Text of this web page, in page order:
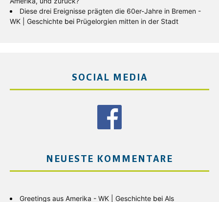
Diese drei Ereignisse prägten die 60er-Jahre in Bremen -
WK | Geschichte bei Prügelorgien mitten in der Stadt
SOCIAL MEDIA
NEUESTE KOMMENTARE
Greetings aus Amerika - WK | Geschichte bei Als